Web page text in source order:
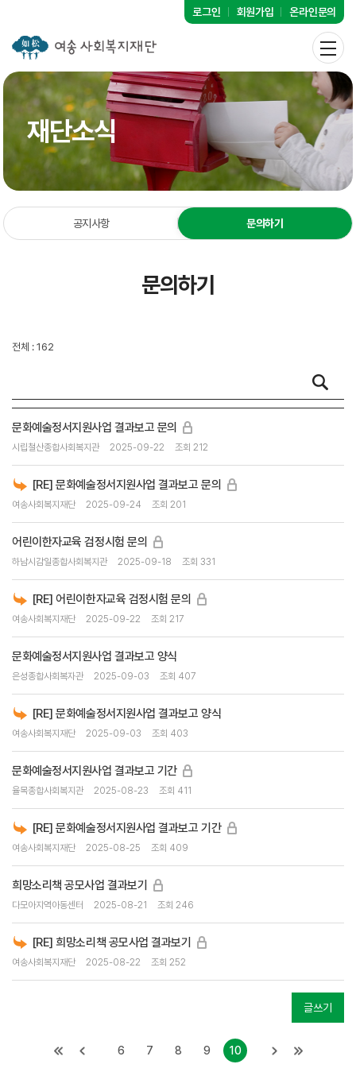
로그인 회원가입 온라인문의
재단소식
공지사항 문의하기
문의하기
전체 : 162
문화예술정서지원사업 결과보고 문의
시립철산종합사회복지관 2025-09-22 조회 212
[RE] 문화예술정서지원사업 결과보고 문의
여송사회복지재단 2025-09-24 조회 201
어린이한자교육 검정시험 문의
하남시감일종합사회복지관 2025-09-18 조회 331
[RE] 어린이한자교육 검정시험 문의
여송사회복지재단 2025-09-22 조회 217
문화예술정서지원사업 결과보고 양식
은성종합사회복자관 2025-09-03 조회 407
[RE] 문화예술정서지원사업 결과보고 양식
여송사회복지재단 2025-09-03 조회 403
문화예술정서지원사업 결과보고 기간
율목종합사회복지관 2025-08-23 조회 411
[RE] 문화예술정서지원사업 결과보고 기간
여송사회복지재단 2025-08-25 조회 409
희망소리책 공모사업 결과보기
다모아지역아동센터 2025-08-21 조회 246
[RE] 희망소리책 공모사업 결과보기
여송사회복지재단 2025-08-22 조회 252
글쓰기
6 7 8 9 10